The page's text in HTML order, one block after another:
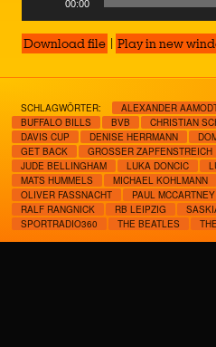
00:00
Download file | Play in new
SCHLAGWÖRTER: ALEXANDER
BUFFALO BILLS
BVB CHRISTIAN
DAVIS CUP
DENISE HERRMANN
GET BACK
GROSSER ZAPFENSTREICH
JUDE BELLINGHAM
LUKA DONCIC
MATS HUMMELS
MICHAEL KOHLMANN
OLIVER FASSNACHT
PAUL MCCARTNEY
RALF RANGNICK
RB LEIPZIG
SPORTRADIO360
THE BEATLES